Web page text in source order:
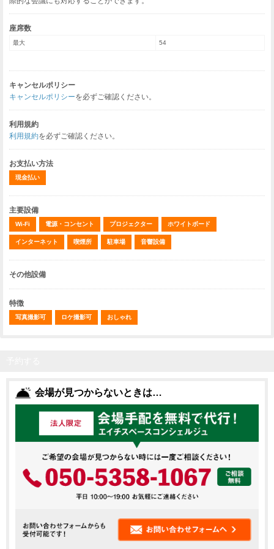
座席数
最大 54
キャンセルポリシー
キャンセルポリシーを必ずご確認ください。
利用規約
利用規約を必ずご確認ください。
お支払い方法
現金払い
主要設備
Wi-Fi 電源・コンセント プロジェクター ホワイトボード
インターネット 喫煙所 駐車場 音響設備
その他設備
特徴
写真撮影可 ロケ撮影可 おしゃれ
会場が見つからないときは…